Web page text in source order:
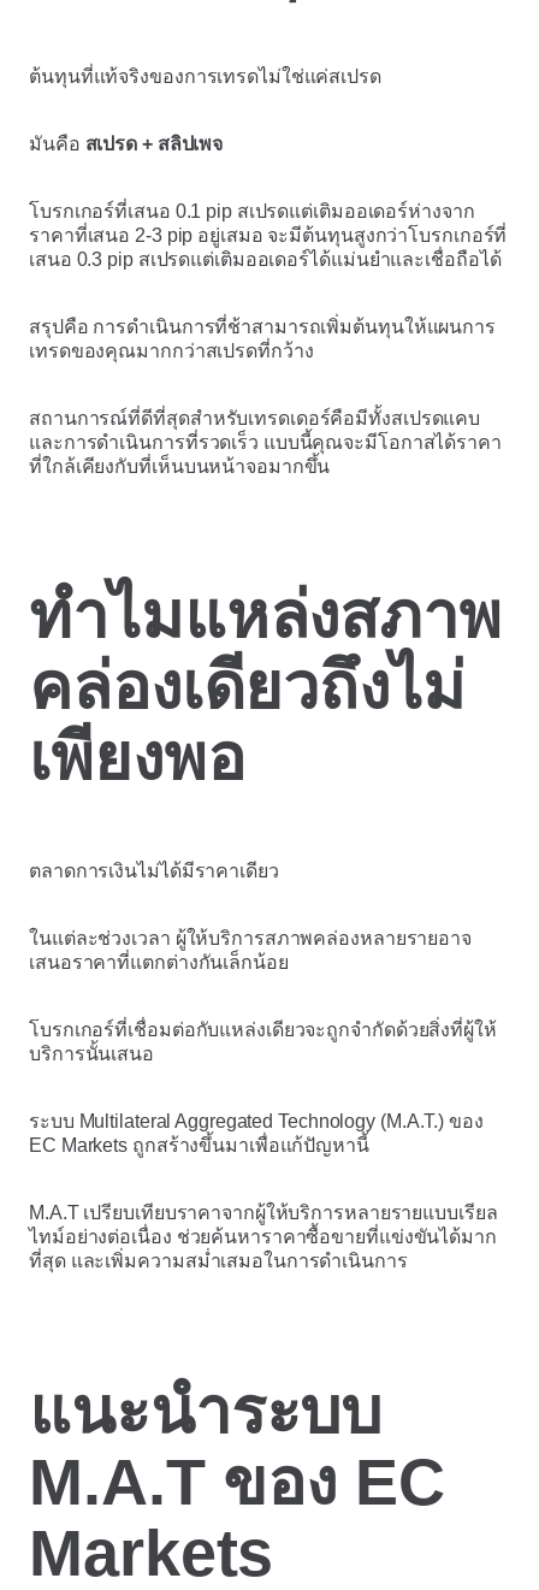
ต้นทุนที่แท้จริงของการเทรดไม่ใช่แค่สเปรด
มันคือ สเปรด + สลิปเพจ
โบรกเกอร์ที่เสนอ 0.1 pip สเปรดแต่เติมออเดอร์ห่างจาก
ราคาที่เสนอ 2-3 pip อยู่เสมอ จะมีต้นทุนสูงกว่าโบรกเกอร์ที่
เสนอ 0.3 pip สเปรดแต่เติมออเดอร์ได้แม่นยำและเชื่อถือได้
สรุปคือ การดำเนินการที่ช้าสามารถเพิ่มต้นทุนให้แผนการ
เทรดของคุณมากกว่าสเปรดที่กว้าง
สถานการณ์ที่ดีที่สุดสำหรับเทรดเดอร์คือมีทั้งสเปรดแคบ
และการดำเนินการที่รวดเร็ว แบบนี้คุณจะมีโอกาสได้ราคา
ที่ใกล้เคียงกับที่เห็นบนหน้าจอมากขึ้น
ทำไมแหล่งสภาพ
คล่องเดียวถึงไม่
เพียงพอ
ตลาดการเงินไม่ได้มีราคาเดียว
ในแต่ละช่วงเวลา ผู้ให้บริการสภาพคล่องหลายรายอาจ
เสนอราคาที่แตกต่างกันเล็กน้อย
โบรกเกอร์ที่เชื่อมต่อกับแหล่งเดียวจะถูกจำกัดด้วยสิ่งที่ผู้ให้
บริการนั้นเสนอ
ระบบ Multilateral Aggregated Technology (M.A.T.) ของ
EC Markets ถูกสร้างขึ้นมาเพื่อแก้ปัญหานี้
M.A.T เปรียบเทียบราคาจากผู้ให้บริการหลายรายแบบเรียล
ไทม์อย่างต่อเนื่อง ช่วยค้นหาราคาซื้อขายที่แข่งขันได้มาก
ที่สุด และเพิ่มความสม่ำเสมอในการดำเนินการ
แนะนำระบบ
M.A.T ของ EC
Markets